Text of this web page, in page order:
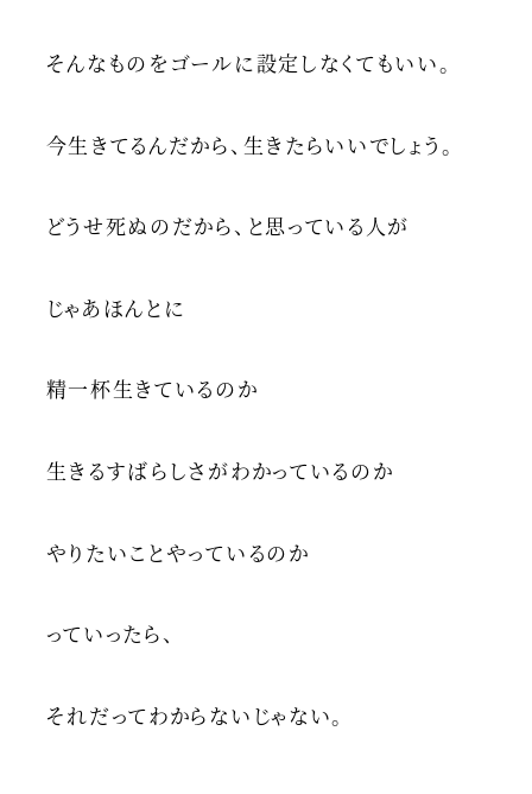
そんなものをゴールに設定しなくてもいい。
今生きてるんだから、生きたらいいでしょう。
どうせ死ぬのだから、と思っている人が
じゃあほんとに
精一杯生きているのか
生きるすばらしさがわかっているのか
やりたいことやっているのか
っていったら、
それだってわからないじゃない。